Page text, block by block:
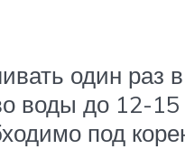
один раз
воды до 12-15
под